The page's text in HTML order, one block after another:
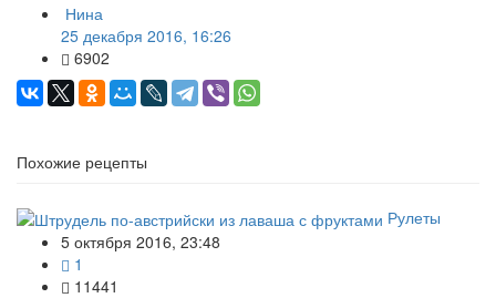
Нина
25 декабря 2016, 16:26
6902
Похожие рецепты
Рулеты
5 октября 2016, 23:48
1
11441